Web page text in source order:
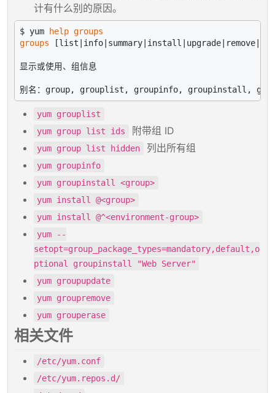
计有什么别的原因。
$ yum help groups
groups
显示或使用、组信息
yum grouplist
yum group list ids
附带组 ID
yum group list hidden 列出所有组
yum groupinfo
yum groupinstall <group>
yum install @<group>
yum install @^<environment-group>
yum --
setopt=group_package_types=mandatory,default,o
ptional groupinstall "Web Server"
yum groupupdate
yum groupremove
yum grouperase
相关文件
/etc/yum.conf
/etc/yum.repos.d/